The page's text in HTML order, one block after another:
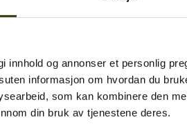
innhold og annonser et personlig
informasjon om hvordan du
som kan kombinere den
din bruk av tjenestene deres.